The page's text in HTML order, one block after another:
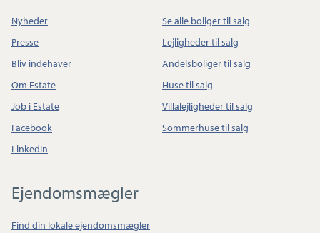
Nyheder
Presse
Bliv indehaver
Om Estate
Job i Estate
Facebook
LinkedIn
Se alle boliger til salg
Lejligheder til salg
Andelsboliger til salg
Huse til salg
Villalejligheder til salg
Sommerhuse til salg
Ejendomsmægler
Find din lokale ejendomsmægler